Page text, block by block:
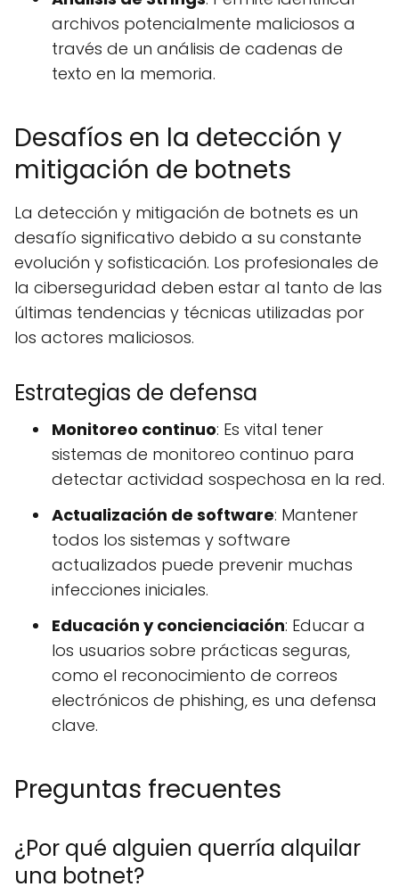
archivos potencialmente maliciosos a
través de un análisis de cadenas de
texto en la memoria.
Desafíos en la detección y
mitigación de botnets
La detección y mitigación de botnets es un
desafío significativo debido a su constante
evolución y sofisticación. Los profesionales de
la ciberseguridad deben estar al tanto de las
últimas tendencias y técnicas utilizadas por
los actores maliciosos.
Estrategias de defensa
Monitoreo continuo: Es vital tener
sistemas de monitoreo continuo para
detectar actividad sospechosa en la red.
Actualización de software: Mantener
todos los sistemas y software
actualizados puede prevenir muchas
infecciones iniciales.
Educación y concienciación: Educar a
los usuarios sobre prácticas seguras,
como el reconocimiento de correos
electrónicos de phishing, es una defensa
clave.
Preguntas frecuentes
¿Por qué alguien querría alquilar
una botnet?